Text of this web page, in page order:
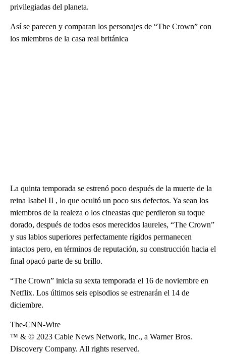
privilegiadas del planeta.
Así se parecen y comparan los personajes de “The Crown” con
los miembros de la casa real británica
La quinta temporada se estrenó poco después de la muerte de la
reina Isabel II , lo que ocultó un poco sus defectos. Ya sean los
miembros de la realeza o los cineastas que perdieron su toque
dorado, después de todos esos merecidos laureles, “The Crown”
y sus labios superiores perfectamente rígidos permanecen
intactos pero, en términos de reputación, su construcción hacia el
final opacó parte de su brillo.
“The Crown” inicia su sexta temporada el 16 de noviembre en
Netflix. Los últimos seis episodios se estrenarán el 14 de
diciembre.
The-CNN-Wire
™ & © 2023 Cable News Network, Inc., a Warner Bros.
Discovery Company. All rights reserved.